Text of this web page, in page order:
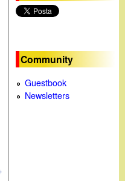
Community
Guestbook
Newsletters